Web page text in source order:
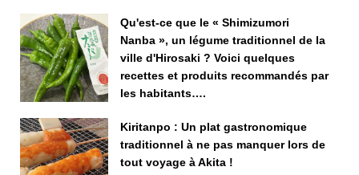
Qu'est-ce que le « Shimizumori
Nanba », un légume traditionnel de la
ville d'Hirosaki ? Voici quelques
recettes et produits recommandés par
les habitants….
Kiritanpo : Un plat gastronomique
traditionnel à ne pas manquer lors de
tout voyage à Akita !